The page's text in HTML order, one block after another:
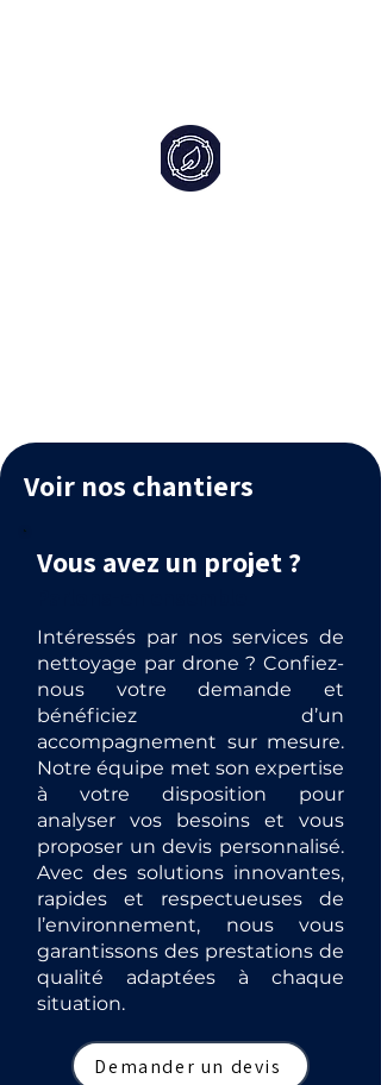
Voir nos chantiers
Vous avez un projet ?
Intéressés par nos services de
nettoyage par drone ? Confiez-
nous votre demande et
bénéficiez d’un
accompagnement sur mesure.
Notre équipe met son expertise
à votre disposition pour
analyser vos besoins et vous
proposer un devis personnalisé.
Avec des solutions innovantes,
rapides et respectueuses de
l’environnement, nous vous
garantissons des prestations de
qualité adaptées à chaque
situation.
Demander un devis